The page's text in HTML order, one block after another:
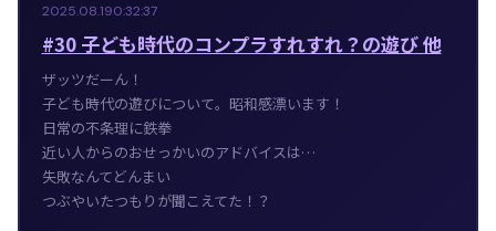
2025.08.190:32:37
#30 子ども時代のコンプラすれすれ？の遊び 他
ザッツだーん！
子ども時代の遊びについて。昭和感漂います！
日常の不条理に鉄拳
近い人からのおせっかいのアドバイスは…
失敗なんてどんまい
つぶやいたつもりが聞こえてた！？